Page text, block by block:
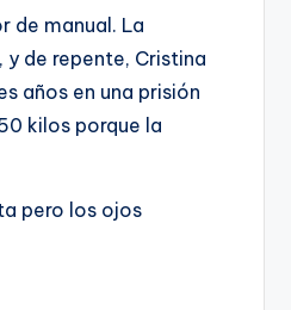
de manual. La
de repente, Cristina
años en una prisión
kilos porque la
pero los ojos